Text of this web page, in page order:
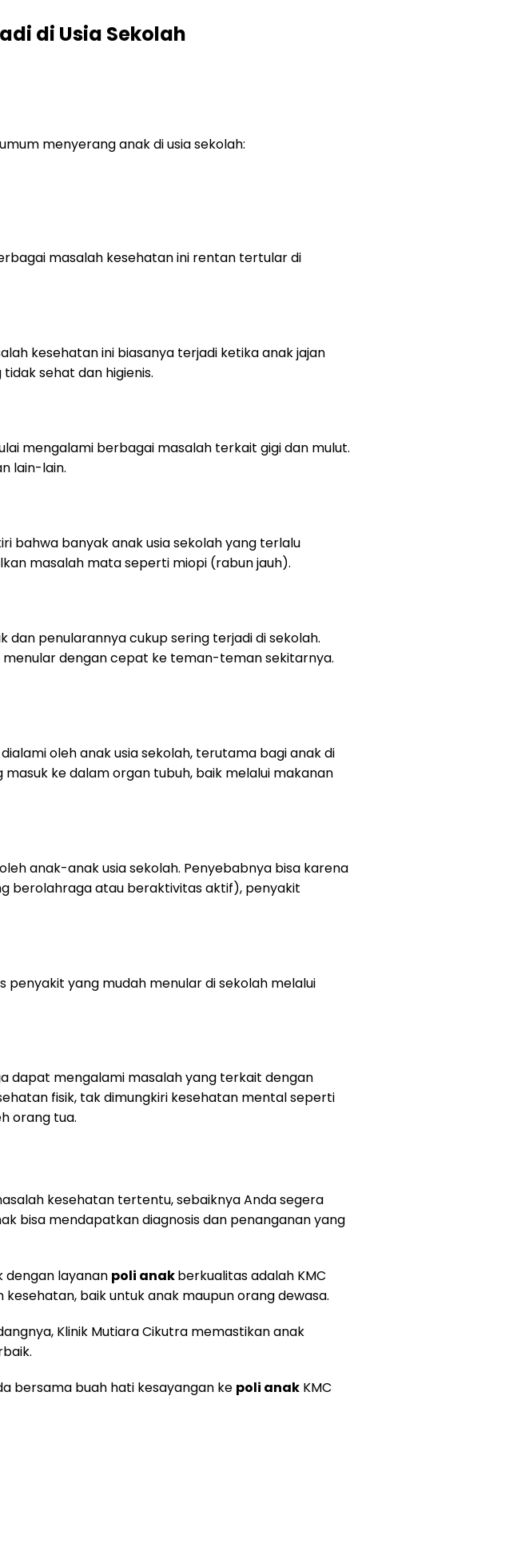
di Usia Sekolah
menyerang anak di usia sekolah:
masalah kesehatan ini rentan tertular di
kesehatan ini biasanya terjadi ketika anak jajan
sehat dan higienis.
mengalami berbagai masalah terkait gigi dan mulut.
lain-lain.
bahwa banyak anak usia sekolah yang terlalu
masalah mata seperti miopi (rabun jauh).
penularannya cukup sering terjadi di sekolah.
menular dengan cepat ke teman-teman sekitarnya.
oleh anak usia sekolah, terutama bagi anak di
ke dalam organ tubuh, baik melalui makanan
anak-anak usia sekolah. Penyebabnya bisa karena
berolahraga atau beraktivitas aktif), penyakit
penyakit yang mudah menular di sekolah melalui
dapat mengalami masalah yang terkait dengan
fisik, tak dimungkiri kesehatan mental seperti
orang tua.
kesehatan tertentu, sebaiknya Anda segera
bisa mendapatkan diagnosis dan penanganan yang
dengan layanan poli anakberkualitas adalah KMC
baik untuk anak maupun orang dewasa.
Klinik Mutiara Cikutra memastikan anak
bersama buah hati kesayangan ke poli anak KMC